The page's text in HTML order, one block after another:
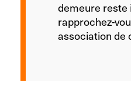
demeure reste
rapprochez-
association de